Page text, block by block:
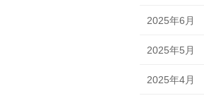
2025年6月
2025年5月
2025年4月